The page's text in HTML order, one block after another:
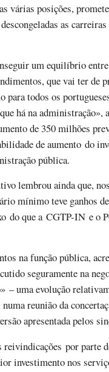
várias posições,
as
um equilíbrio
que vai ter de
para todos os
há na administração»,
de 350 milhões
de aumento do
pública.
lembrou ainda que,
mínimo teve ganhos
do que a CGTP-IN e o
na função pública,
seguramente na
– uma evolução
numa reunião da
apresentada pelos
reivindicações por parte
investimento nos